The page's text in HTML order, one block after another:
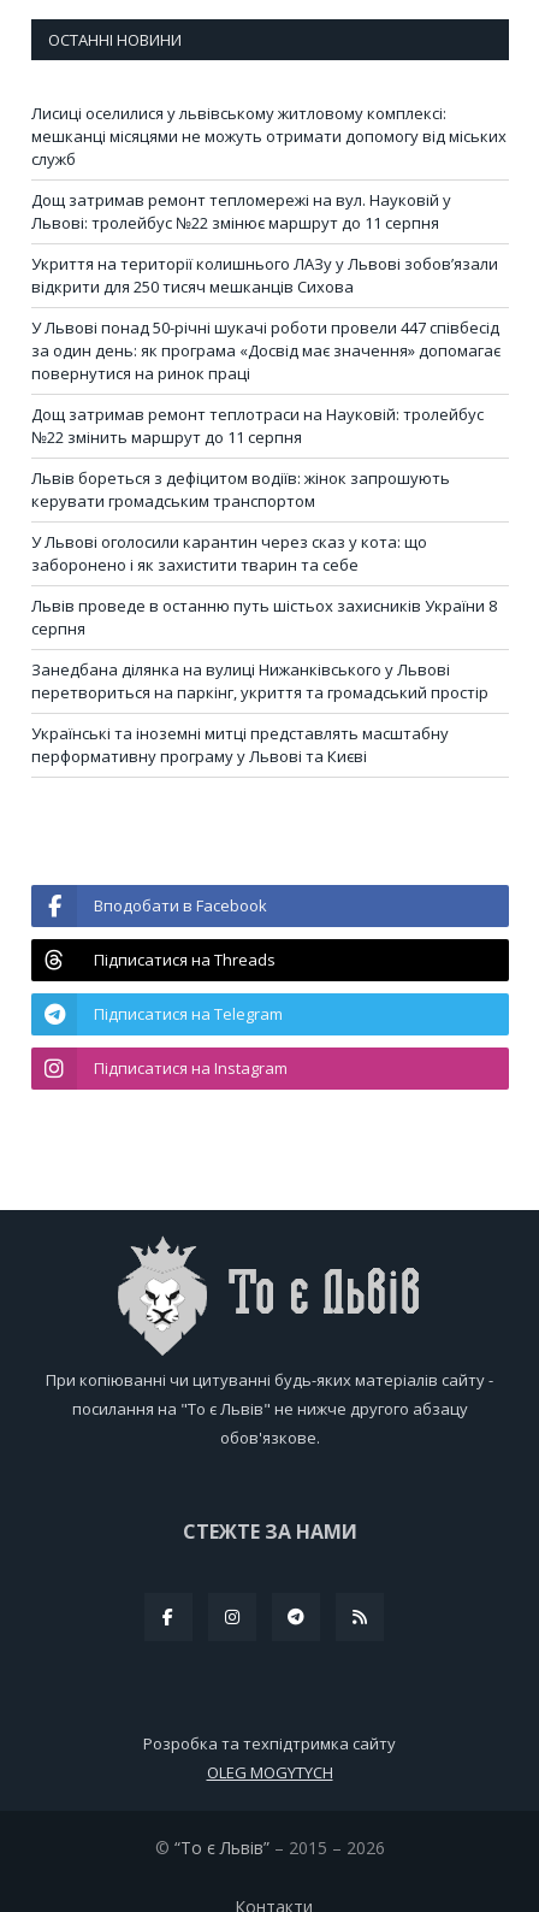
ОСТАННІ НОВИНИ
Лисиці оселилися у львівському житловому комплексі:
мешканці місяцями не можуть отримати допомогу від міських
служб
Дощ затримав ремонт тепломережі на вул. Науковій у
Львові: тролейбус №22 змінює маршрут до 11 серпня
Укриття на території колишнього ЛАЗу у Львові зобов’язали
відкрити для 250 тисяч мешканців Сихова
У Львові понад 50-річні шукачі роботи провели 447 співбесід
за один день: як програма «Досвід має значення» допомагає
повернутися на ринок праці
Дощ затримав ремонт теплотраси на Науковій: тролейбус
№22 змінить маршрут до 11 серпня
Львів бореться з дефіцитом водіїв: жінок запрошують
керувати громадським транспортом
У Львові оголосили карантин через сказ у кота: що
заборонено і як захистити тварин та себе
Львів проведе в останню путь шістьох захисників України 8
серпня
Занедбана ділянка на вулиці Нижанківського у Львові
перетвориться на паркінг, укриття та громадський простір
Українські та іноземні митці представлять масштабну
перформативну програму у Львові та Києві
Вподобати в Facebook
Підписатися на Threads
Підписатися на Telegram
Підписатися на Instagram
При копіюванні чи цитуванні будь-яких матеріалів сайту -
посилання на "То є Львів" не нижче другого абзацу
обов'язкове.
СТЕЖТЕ ЗА НАМИ
Розробка та техпідтримка сайту
OLEG MOGYTYCH
© “То є Львів”– 2015 – 2026
Контакти